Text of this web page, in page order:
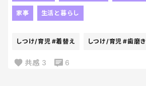
また朝から怒鳴ってしまったあ、、
笑顔で
行ってらっしゃい
こんな風に送り出した日は
家事 生活と暮らし
しつけ/育児 #着替え しつけ/育児 #歯磨き
共感 3 6